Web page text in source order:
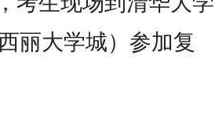
丽大学城）参加复